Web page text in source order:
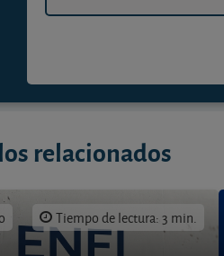
relacionados
Tiempo de lectura: 3 min.